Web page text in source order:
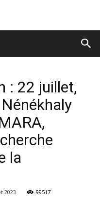
: 22 juillet,
la
2023 99517